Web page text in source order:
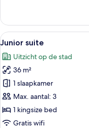
kamer
Alle
foto's
voor
Junior
suite
laden
5
Junior suite
Uitzicht op de stad
36 m²
1 slaapkamer
Max. aantal: 3
1 kingsize bed
Gratis wifi